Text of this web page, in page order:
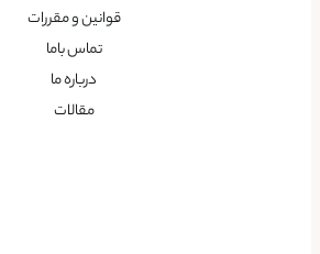
قوانین و مقررات
تماس باما
درباره ما
مقالات